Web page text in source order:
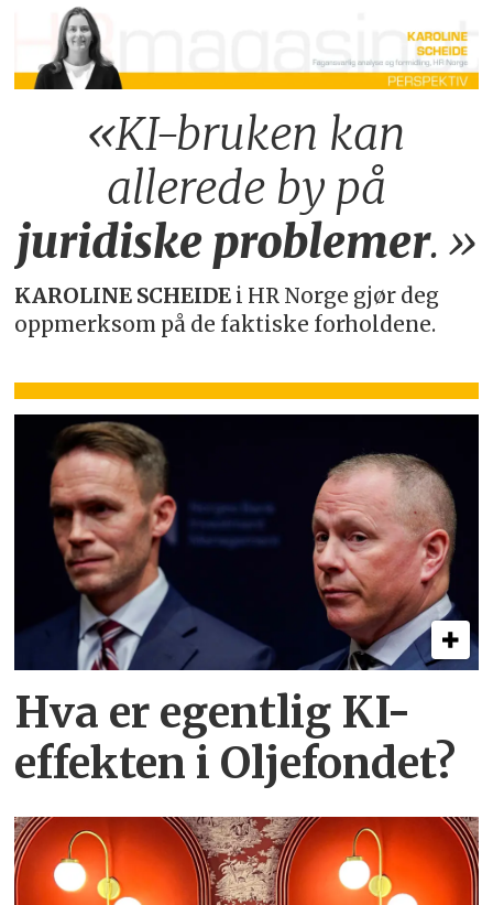
«KI-bruken kan
allerede by på
juridiske problemer.»
KAROLINE SCHEIDE i HR Norge gjør deg
oppmerksom på de faktiske forholdene.
Hva er egentlig KI-
effekten i Oljefondet?